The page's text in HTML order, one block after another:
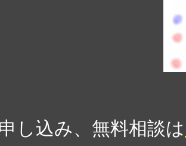
し込み、無料相談は